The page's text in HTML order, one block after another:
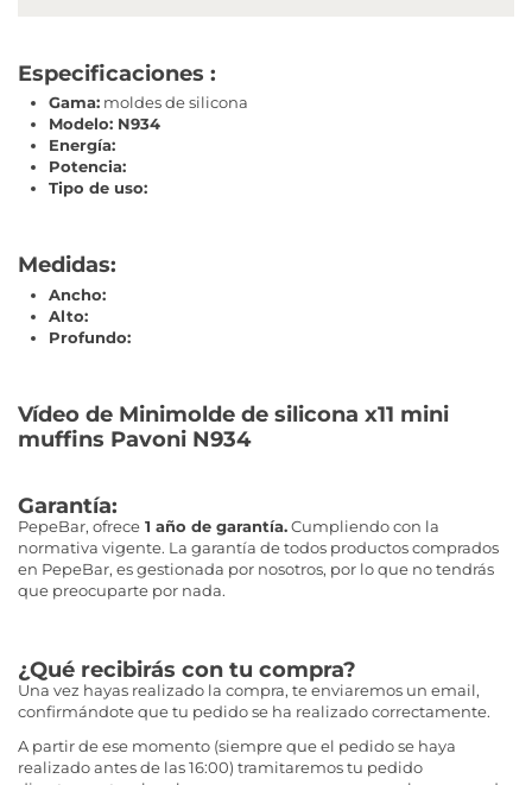
Especificaciones :
Gama: moldes de silicona
Modelo: N934
Energía:
Potencia:
Tipo de uso:
Medidas:
Ancho:
Alto:
Profundo:
Vídeo de Minimolde de silicona x11 mini
muffins Pavoni N934
Garantía:
PepeBar, ofrece 1 año de garantía.Cumpliendo con la
normativa vigente. La garantía de todos productos comprados
en PepeBar, es gestionada por nosotros, por lo que no tendrás
que preocuparte por nada.
¿Qué recibirás con tu compra?
Una vez hayas realizado la compra, te enviaremos un email,
confirmándote que tu pedido se ha realizado correctamente.
A partir de ese momento (siempre que el pedido se haya
realizado antes de las 16:00) tramitaremos tu pedido